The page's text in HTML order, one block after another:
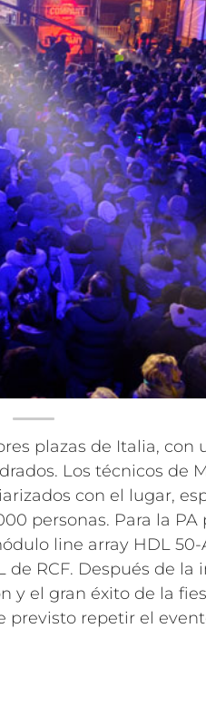
plazas de Italia, con
Los técnicos de
con el lugar,
personas. Para la
line array HDL
de RCF. Después de la
y el gran éxito de la
previsto repetir el